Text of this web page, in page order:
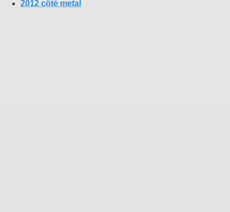
2012 côté metal